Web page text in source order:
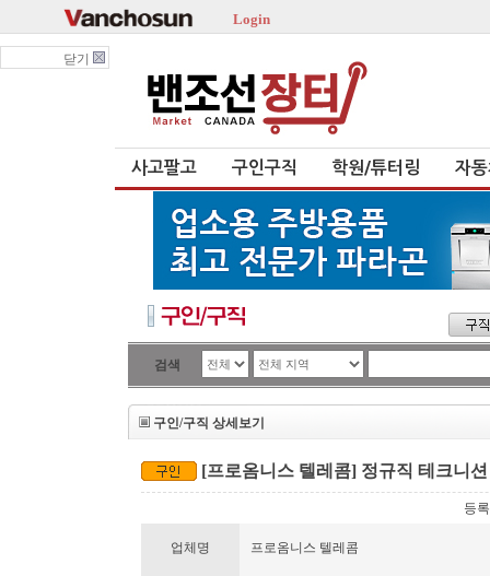
Login
닫기
사고팔고 구인구직 학원/튜터링 자
검색
구인/구직 상세보기
[프로옴니스 텔레콤] 정규직 테크니
등
업체명 프로옴니스 텔레콤